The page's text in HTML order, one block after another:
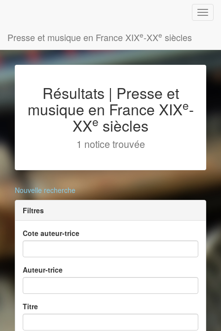
Presse et musique en France XIXe-XXe siècles
Résultats | Presse et
musique en France XIXe-
XXe siècles
1 notice trouvée
Nouvelle recherche
Filtres
Cote auteur-trice
Auteur-trice
Titre